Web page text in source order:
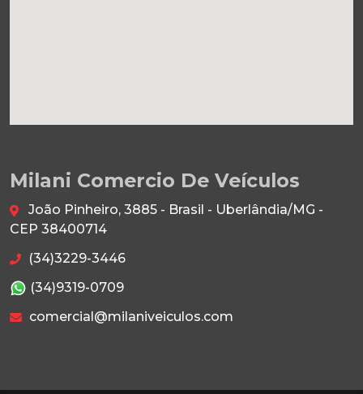
Milani Comercio De Veículos
João Pinheiro, 3885 - Brasil - Uberlândia/MG -
CEP 38400714
(34)3229-3446
(34)9319-0709
comercial@milaniveiculos.com